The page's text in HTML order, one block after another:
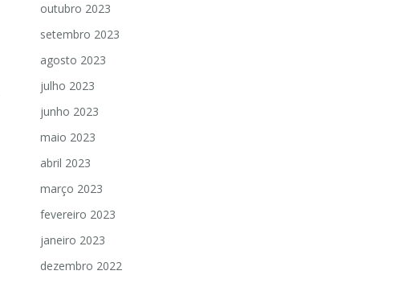
outubro 2023
setembro 2023
agosto 2023
julho 2023
junho 2023
maio 2023
abril 2023
março 2023
fevereiro 2023
janeiro 2023
dezembro 2022